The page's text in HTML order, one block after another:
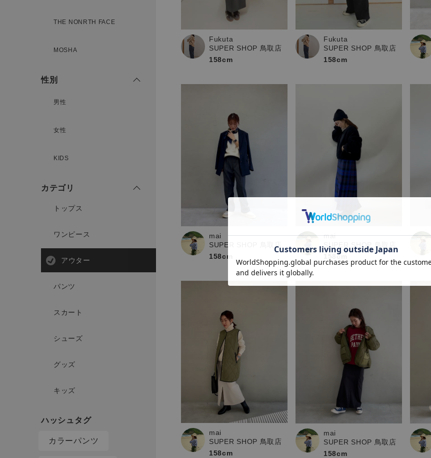
新規会員登録
THE NONRTH FACE
MOSHA
性別
男性
女性
KIDS
カテゴリ
トップス
ワンピース
アウター
パンツ
スカート
シューズ
グッズ
キッズ
カラーパンツ
Fukuta
SUPER SHOP 鳥取店
158cm
Fukuta
SUPER SHOP 鳥取店
158cm
mai
SUPER SHOP 鳥取店
158cm
mai
SUPER SHOP 鳥取店
158cm
mai
SUPER SHOP 鳥取店
158cm
mai
SUPER SHOP 鳥取店
158cm